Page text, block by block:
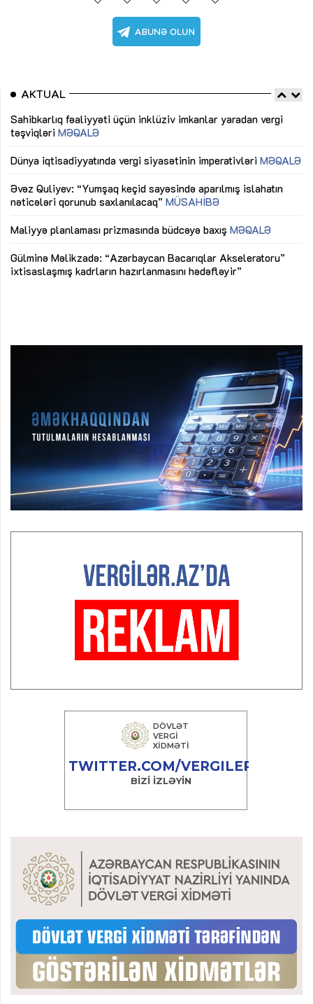
AKTUAL
Sahibkarlıq fəaliyyəti üçün inklüziv imkanlar yaradan vergi
təşviqləri MƏQALƏ
Dünya iqtisadiyyatında vergi siyasətinin imperativləri MƏQALƏ
Əvəz Quliyev: “Yumşaq keçid sayəsində aparılmış islahatın
nəticələri qorunub saxlanılacaq” MÜSAHİBƏ
Maliyyə planlaması prizmasında büdcəyə baxış MƏQALƏ
Gülminə Məlikzadə: “Azərbaycan Bacarıqlar Akseleratoru”
ixtisaslaşmış kadrların hazırlanmasını hədəfləyir”